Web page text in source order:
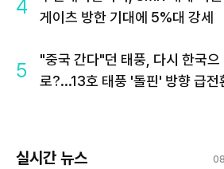
4
게이츠 방한 기대에 5%대 강세
5
"중국 간다"던 태풍, 다시 한국으
로?...13호 태풍 '돌핀' 방향 급전
실시간 뉴스